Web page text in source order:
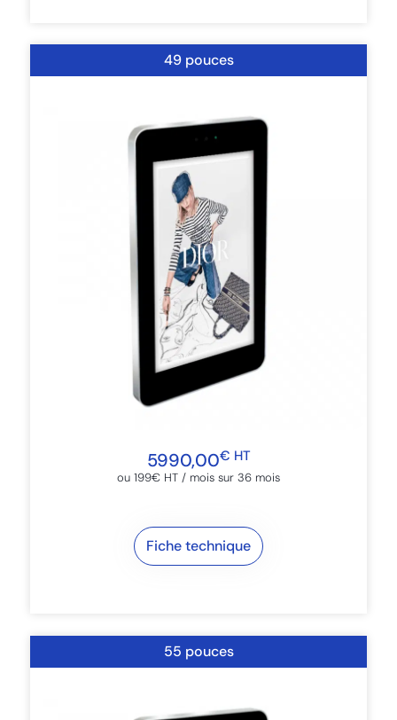
49 pouces
5990,00€ HT
ou 199€ HT / mois sur 36 mois​
Fiche technique
55 pouces